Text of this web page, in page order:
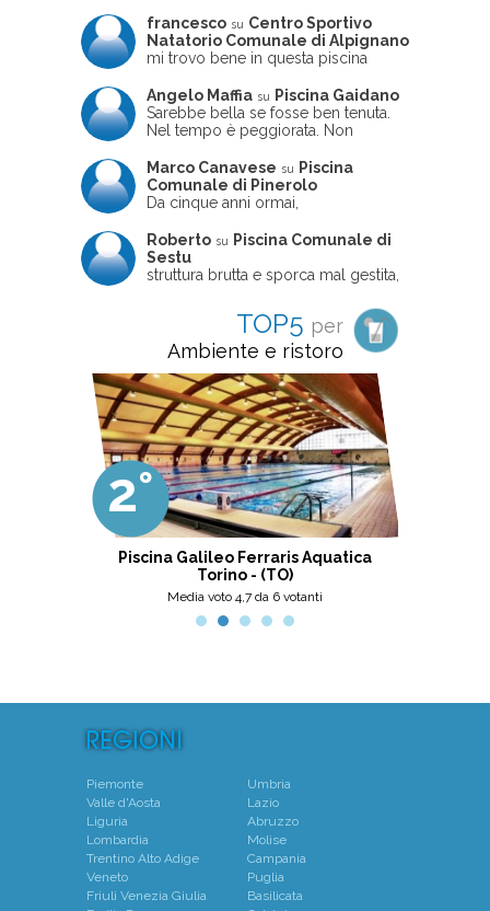
francesco su Centro Sportivo
Natatorio Comunale di Alpignano
mi trovo bene in questa piscina
Angelo Maffia su
Piscina Gaidano
Sarebbe bella se fosse ben tenuta.
Nel tempo è peggiorata. Non
ne usciva insieme a me non ha
ritrovato le sue scarpe! Peccato
perché potrebbe essere un'ottima
frequentata non magnificamente
Marco Canavese su
Piscina
Comunale di Pinerolo
Da cinque anni ormai,
pomeriggio trascorro cinque-sei ore
in questa magnifica piscina con i miei
due figli che sono letteralmente
piccola, un po' in vasca grande, negli
spazi riservati al nuoto libero,
giochiamo, nuotiamo e facciamo
apnea insieme (sono stato assistente
bagnanti ed istruttore di nuoto in
gioventù, ora lo faccio per loro
come papà). Si tratta di una struttura
molto accogliente, pulita, bella,
gestita da personale di grande
professionalità, umanità e cortesia.
Ottima scelta, nel pinerolese il
meglio, secondo me.
Roberto su
Piscina Comunale di
Sestu
struttura brutta e sporca mal gestita,
poco professionale. la sconsiglio a
tutti coloro che amano le cose fatte
seriamente poiché é tutto
improvvisato
TOP5 per
Ambiente e ristoro
2°
Piscina Galileo Ferraris Aquatica
Torino - (TO)
Media voto 4,7 da 6 votanti
Piemonte
Valle d'Aosta
Liguria
Lombardia
Trentino Alto Adige
Veneto
Friuli Venezia Giulia
Umbria
Lazio
Abruzzo
Molise
Campania
Puglia
Basilicata